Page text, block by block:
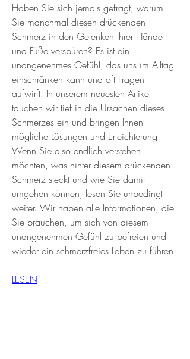
Haben Sie sich jemals gefragt, warum
Sie manchmal diesen drückenden
Schmerz in den Gelenken Ihrer Hände
und Füße verspüren? Es ist ein
unangenehmes Gefühl, das uns im Alltag
einschränken kann und oft Fragen
aufwirft. In unserem neuesten Artikel
tauchen wir tief in die Ursachen dieses
Schmerzes ein und bringen Ihnen
mögliche Lösungen und Erleichterung.
Wenn Sie also endlich verstehen
möchten, was hinter diesem drückenden
Schmerz steckt und wie Sie damit
umgehen können, lesen Sie unbedingt
weiter. Wir haben alle Informationen, die
Sie brauchen, um sich von diesem
unangenehmen Gefühl zu befreien und
wieder ein schmerzfreies Leben zu führen.
LESEN